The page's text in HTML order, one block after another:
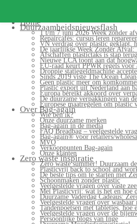
Home
Duurzaamheidsnieuwsflash
1 t/m 7 juni 2026 Week zonder
Repaircafés: cursus leren
VN verdrag over plastic geklapt,
De jaarlijkse Week Zonder Afval:
Afschaffen plastictaks is stap
Nieuwe LCA toont aan dat
EU-raad keurt PPWR regels
Droppie statiegeldmachine
Sinds 2019 viste The Ocean
Geen plastic meer om
Plastic export uit Nederland aan
Europa bereikt akkoord over
De duurzame verpakkingen van
Europese maatregelen om plastic
Over Bag-again
Wie ben ik?
Onze duurzame merken
Bag-again in de media
FAQ Breadbag – veelgestelde
Bag-again® voor retailers/
MVO
Verkooppunten Bag-again
Onze klanten
Zero waste inspiratie
Zero waste summer! Duurzaam
Plasticvrij back to school and
De beste tips om te starten met
Schoonmaken zonder plastic
Veelgestelde vragen over vaste
Mei Plasticvrij: wat is het en hoe
Duurzame Vaderdag Cadeaus:
Veelgestelde vragen over wasbaar
Tandenpoetsen met tabletjes, hoe
Veelgestelde vragen over de
Persoonlijke blogs van Inge